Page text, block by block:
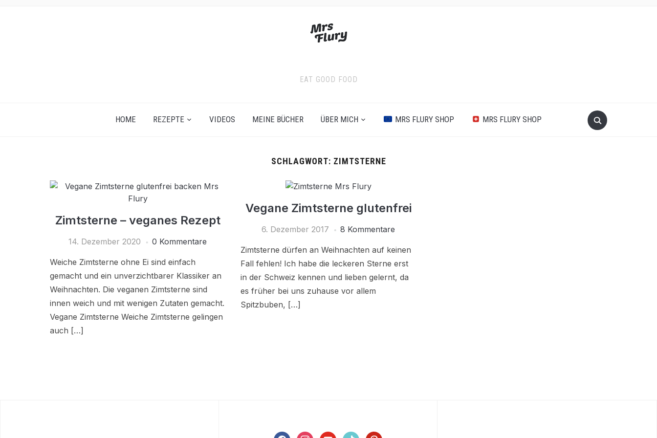
EAT GOOD FOOD
HOME REZEPTE VIDEOS MEINE BÜCHER ÜBER MICH MRS FLURY SHOP MRS FLURY SHOP
SCHLAGWORT: ZIMTSTERNE
Zimtsterne – veganes Rezept
14. Dezember 2020 0 Kommentare
Weiche Zimtsterne ohne Ei sind einfach
gemacht und ein unverzichtbarer Klassiker an
Weihnachten. Die veganen Zimtsterne sind
innen weich und mit wenigen Zutaten gemacht.
Vegane Zimtsterne Weiche Zimtsterne gelingen
auch […]
Vegane Zimtsterne glutenfrei
6. Dezember 2017 8 Kommentare
Zimtsterne dürfen an Weihnachten auf keinen
Fall fehlen! Ich habe die leckeren Sterne erst
in der Schweiz kennen und lieben gelernt, da
es früher bei uns zuhause vor allem
Spitzbuben, […]